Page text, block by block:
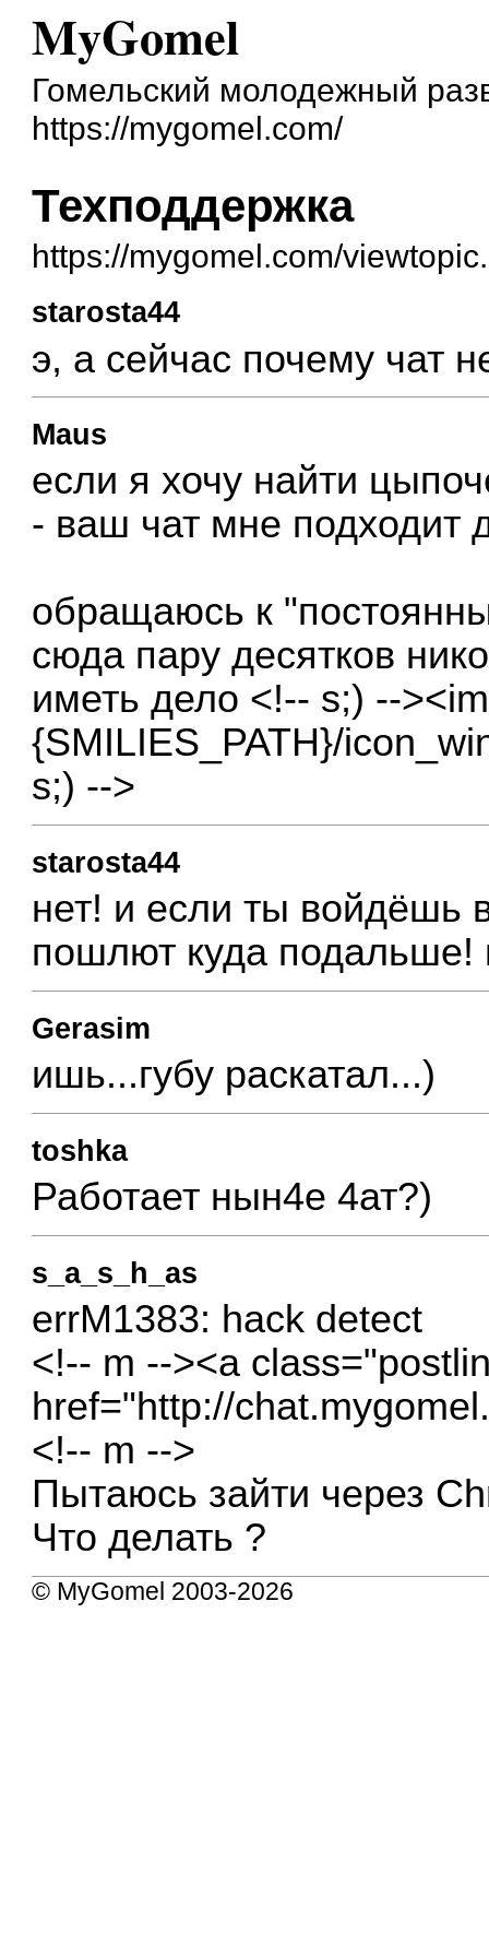
MyGomel
Гомельский молодежный
https://mygomel.com/
Техподдержка
https://mygomel.com/
starosta44
э, а сейчас почему чат
Maus
если я хочу найти
- ваш чат мне подходит
обращаюсь к
сюда пару десятков
иметь дело <!-- s;) --
{SMILIES_PATH}/
s;) -->
starosta44
нет! и если ты войдёшь
пошлют куда подальше!
Gerasim
ишь...губу раскатал...)
toshka
Работает нын4е 4ат?)
s_a_s_h_as
errM1383: hack detect
<!-- m --><a
href="http://
<!-- m -->
Пытаюсь зайти через
Что делать ?
© MyGomel 2003-2026